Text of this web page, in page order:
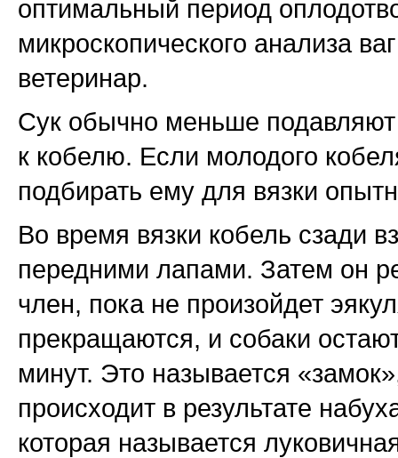
оптимальный период
микроскопического анализа
ветеринар.
Сук обычно меньше
к кобелю. Если молодого
подбирать ему для вязки
Во время вязки кобель сзади
передними лапами. Затем он
член, пока не произойдет
прекращаются, и собаки
минут. Это называется
происходит в результате
которая называется